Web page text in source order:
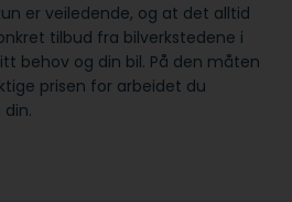
er veiledende, og at det alltid
tilbud fra bilverkstedene i
behov og din bil. På den måten
prisen for arbeidet du